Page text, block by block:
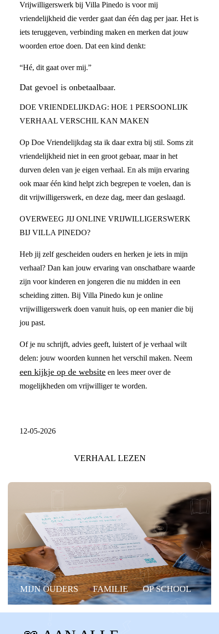
Vrijwilligerswerk bij Villa Pinedo is voor mij
vriendelijkheid die verder gaat dan één dag per jaar. Het is
iets teruggeven, verbinding maken en merken dat jouw
woorden ertoe doen. Dat een kind denkt:
“Hé, dit gaat over mij.”
Dat gevoel is onbetaalbaar.
DOE VRIENDELIJKDAG: HOE 1 PERSOONLIJK
VERHAAL VERSCHIL KAN MAKEN
Op Doe Vriendelijkdag sta ik daar extra bij stil. Soms zit
vriendelijkheid niet in een groot gebaar, maar in het
durven delen van je eigen verhaal. En als mijn ervaring
ook maar één kind helpt zich begrepen te voelen, dan is
dit vrijwilligerswerk, en deze dag, meer dan geslaagd.
OVERWEEG JIJ ONLINE VRIJWILLIGERSWERK
BIJ VILLA PINEDO?
Heb jij zelf gescheiden ouders en herken je iets in mijn
verhaal? Dan kan jouw ervaring van onschatbare waarde
zijn voor kinderen en jongeren die nu midden in een
scheiding zitten. Bij Villa Pinedo kun je online
vrijwilligerswerk doen vanuit huis, op een manier die bij
jou past.
Of je nu schrijft, advies geeft, luistert of je verhaal wilt
delen: jouw woorden kunnen het verschil maken. Neem
een kijkje op de website en lees meer over de
mogelijkheden om vrijwilliger te worden.
12-05-2026
VERHAAL LEZEN
MIJN OUDERS FAMILIE OP SCHOOL
BELANGRIJKE MOMENTEN GROEP 8